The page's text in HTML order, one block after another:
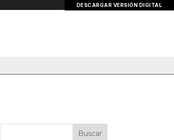
DESCARGAR VERSIÓN DIGITAL